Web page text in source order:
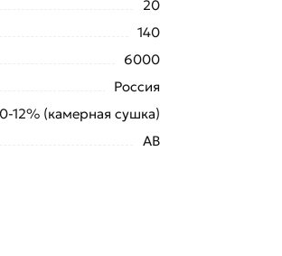
20
140
6000
Россия
12% (камерная сушка)
АВ